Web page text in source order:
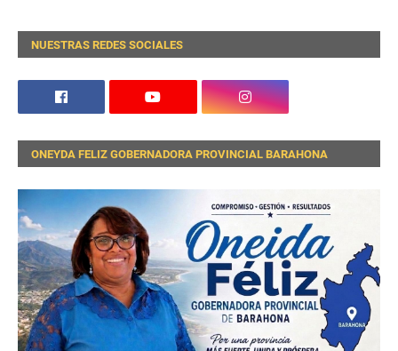
NUESTRAS REDES SOCIALES
ONEYDA FELIZ GOBERNADORA PROVINCIAL BARAHONA